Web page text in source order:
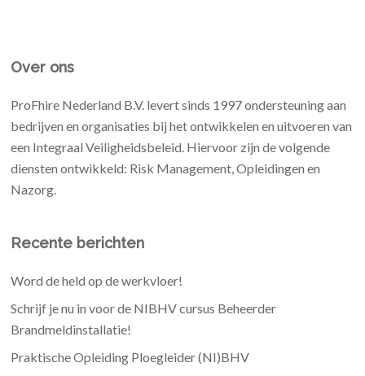
Over ons
ProFhire Nederland B.V. levert sinds 1997 ondersteuning aan
bedrijven en organisaties bij het ontwikkelen en uitvoeren van
een Integraal Veiligheidsbeleid. Hiervoor zijn de volgende
diensten ontwikkeld: Risk Management, Opleidingen en
Nazorg.
Recente berichten
Word de held op de werkvloer!
Schrijf je nu in voor de NIBHV cursus Beheerder
Brandmeldinstallatie!
Praktische Opleiding Ploegleider (NI)BHV